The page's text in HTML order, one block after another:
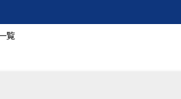
覧